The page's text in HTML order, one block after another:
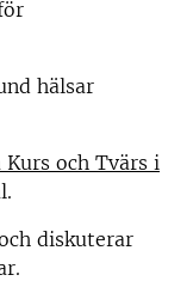
hälsar
Kurs och Tvärs i
diskuterar